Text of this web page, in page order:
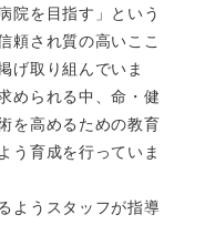
院を目指す」という
頼され質の高いここ
げ取り組んでいま
められる中、命・健
を高めるための教育
う育成を行っていま
ようスタッフが指導